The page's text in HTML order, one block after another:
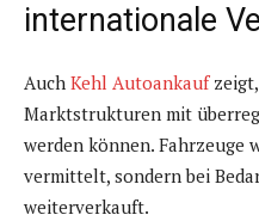
internationale
Auch Kehl Autoankaufzeigt,
Marktstrukturen mit
werden können. Fahrzeuge
vermittelt, sondern bei
weiterverkauft.